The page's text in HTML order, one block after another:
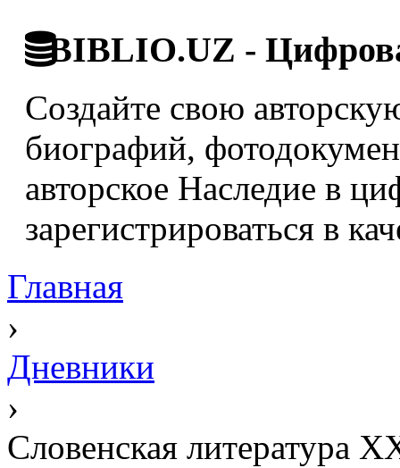
BIBLIO.UZ -
Создайте свою
биографий,
авторское Наследие в
зарегистрироваться в
Главная
›
Дневники
›
Словенская литература